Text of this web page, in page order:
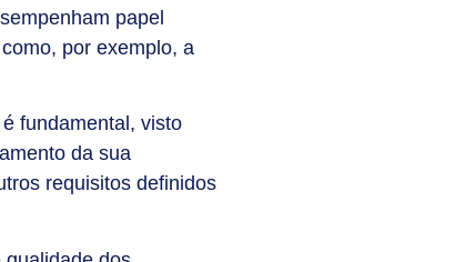
papel
por exemplo, a
fundamental, visto
da sua
requisitos definidos